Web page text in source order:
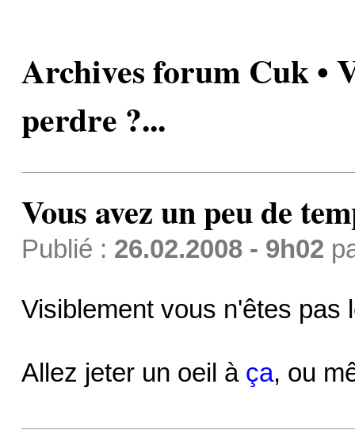
Archives forum Cuk •
perdre ?...
Vous avez un peu de
Publié : 26.02.2008 - 9h02
Visiblement vous n'êtes pas
Allez jeter un oeil à ça, ou